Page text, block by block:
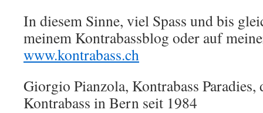
In diesem Sinne, viel Spass und bis
meinem Kontrabassblog oder auf
www.kontrabass.ch
Giorgio Pianzola, Kontrabass Paradies,
Kontrabass in Bern seit 1984